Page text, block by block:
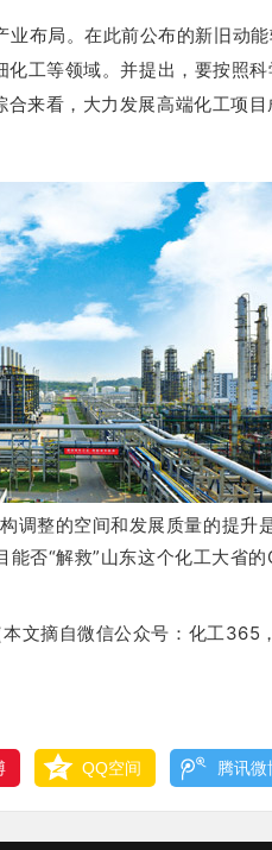
业布局。在此前公布的新旧动
化工等领域。并提出，要按照
合来看，大力发展高端化工项
调整的空间和发展质量的提升
能否“解救”山东这个化工大省的
，转载请标
QQ空间 腾讯微